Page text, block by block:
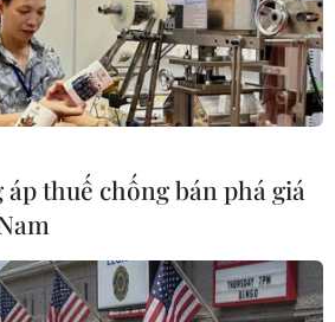
thuế chống bán phá giá